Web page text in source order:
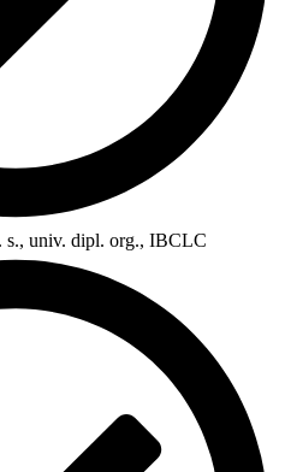
s., univ. dipl. org., IBCLC